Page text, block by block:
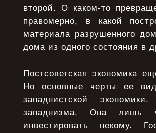
второй. О каком-то
правомерно, в какой
материала разрушенного
дома из одного состояния в
Постсоветская экономика
Но основные черты ее
западнистской
западнизма. Она лишь
инвестировать некому.